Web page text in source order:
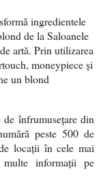
ingredientele
de la Saloanele
artă. Prin utilizarea
moneypiece și
un blond
înfrumusețare din
peste 500 de
locații în cele mai
informații pe